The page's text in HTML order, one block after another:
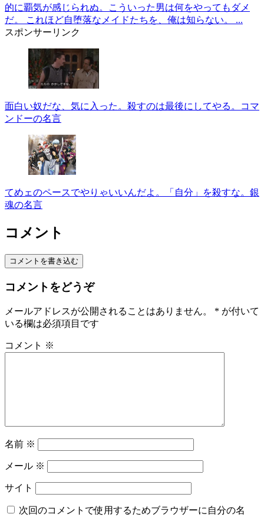
的に覇気が感じられぬ。こういった男は何をやってもダメ
だ。 これほど自堕落なメイドたちを、俺は知らない。 ...
スポンサーリンク
面白い奴だな、気に入った。殺すのは最後にしてやる。コマ
ンドーの名言
てめェのペースでやりゃいいんだよ。「自分」を殺すな。銀
魂の名言
コメント
コメントを書き込む
コメントをどうぞ
メールアドレスが公開されることはありません。 * が付いて
いる欄は必須項目です
コメント ※
名前 ※
メール ※
サイト
次回のコメントで使用するためブラウザーに自分の名